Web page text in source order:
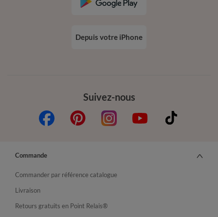
Suivez-nous
Depuis votre iPhone
Commande
Commander par référence catalogue
Livraison
Retours gratuits en Point Relais®